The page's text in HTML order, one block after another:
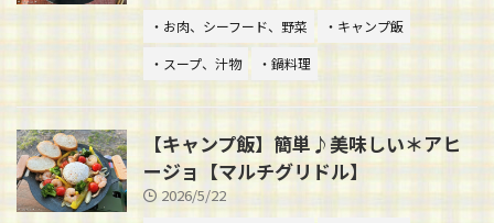
・お肉、シーフード、野菜
・キャンプ飯
・スープ、汁物
・鍋料理
【キャンプ飯】簡単♪美味しい＊アヒ
ージョ【マルチグリドル】
2026/5/22